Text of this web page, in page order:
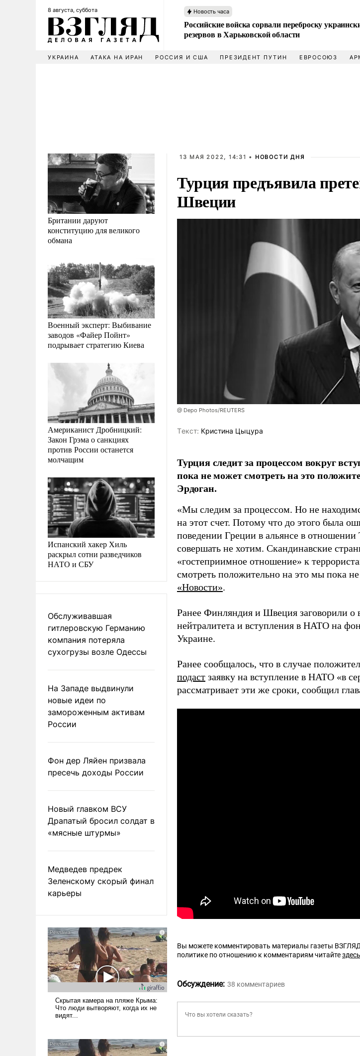
8 августа, суббота Новость часа
Российские войска сорвали переброску
резервов в Харьковской области
УКРАИНА АТАКА НА ИРАН РОССИЯ И США ПРЕЗИДЕНТ ПУТИН ЕВРОСОЮЗ
Британии даруют
конституцию для великого
обмана
Военный эксперт: Выбивание
заводов «Файер Пойнт»
подрывает стратегию Киева
Американист Дробницкий:
Закон Грэма о санкциях
против России останется
молчащим
Испанский хакер Хиль
раскрыл сотни разведчиков
НАТО и СБУ
Обслуживавшая
гитлеровскую Германию
компания потеряла
сухогрузы возле Одессы
На Западе выдвинули
новые идеи по
замороженным активам
России
Фон дер Ляйен призвала
пресечь доходы России
Новый главком ВСУ
Драпатый бросил солдат в
«мясные штурмы»
Медведев предрек
Зеленскому скорый финал
карьеры
13 МАЯ 2022, 14:31 • НОВОСТИ ДНЯ
Турция предъявила
Швеции
@ Depo Photos/REUTERS
Tекст: Кристина Цыцура
Турция следит за процессом вокруг
пока не может смотреть на это
Эрдоган.
«Мы следим за процессом. Но не
на этот счет. Потому что до этого была
поведении Греции в альянсе в
совершать не хотим. Скандинавские
«гостеприимное отношение» к
смотреть положительно на это мы пока
«Новости».
Ранее Финляндия и Швеция заговорили о
нейтралитета и вступления в НАТО на
Украине.
Ранее сообщалось, что в случае
подаст заявку на вступление в НАТО «в
рассматривает эти же сроки, сообщил
Вы можете комментировать материалы газеты
политике по отношению к комментариям читайтездесь
Обсуждение: 38 комментариев